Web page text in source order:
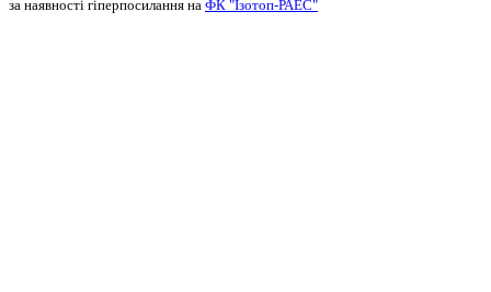
за наявності гіперпосилання на ФК "Ізотоп-РАЕС"